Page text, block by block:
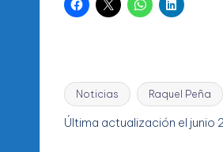
Etiquetas:
Noticias Raquel Peña
Última actualización el junio